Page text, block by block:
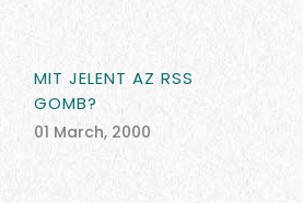
MIT JELENT AZ RSS
GOMB?
01 March, 2000